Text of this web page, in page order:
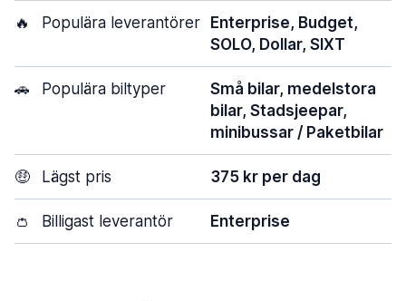
🔥 Populära leverantörer
Enterprise, Budget,
SOLO, Dollar, SIXT
🚗 Populära biltyper
Små bilar, medelstora
bilar, Stadsjeepar,
minibussar / Paketbilar
🤑 Lägst pris 375 kr per dag
👛 Billigast leverantör Enterprise